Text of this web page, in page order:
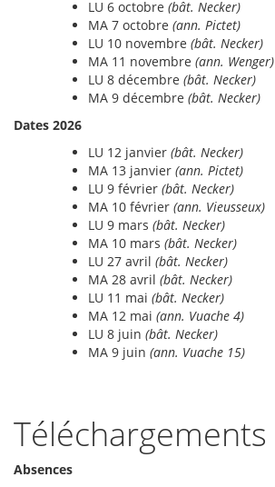
LU 6 octobre (bât. Necker)
MA 7 octobre (ann. Pictet)
LU 10 novembre (bât. Necker)
MA 11 novembre (ann. Wenger)
LU 8 décembre (bât. Necker)
MA 9 décembre (bât. Necker)
Dates 2026
LU 12 janvier (bât. Necker)
MA 13 janvier (ann. Pictet)
LU 9 février (bât. Necker)
MA 10 février (ann. Vieusseux)
LU 9 mars (bât. Necker)
MA 10 mars (bât. Necker)
LU 27 avril (bât. Necker)
MA 28 avril (bât. Necker)
LU 11 mai (bât. Necker)
MA 12 mai (ann. Vuache 4)
LU 8 juin (bât. Necker)
MA 9 juin (ann. Vuache 15)
Téléchargements
Absences